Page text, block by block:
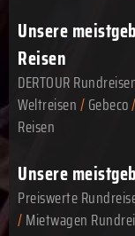
Unsere
Reisen
DERTOUR
Weltreisen/Gebeco/
Reisen
Unsere
Preiswerte
/Mietwagen